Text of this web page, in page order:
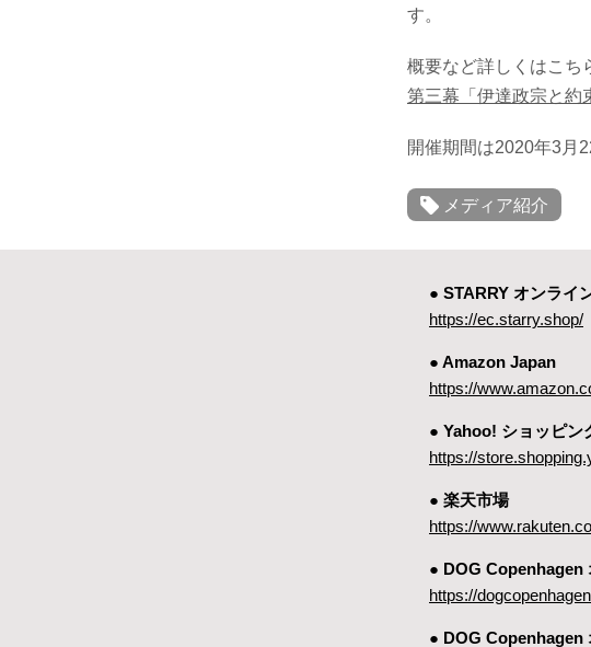
す。
概要など詳しくはこち
第三幕「伊達政宗と約
開催期間は2020年3月
メディア紹介
● STARRY オンライ
https://ec.starry.shop/
● Amazon Japan
https://
● Yahoo! ショッピン
https://
● 楽天市場
https://
● DOG Copenhagen
https://
● DOG Copenhagen